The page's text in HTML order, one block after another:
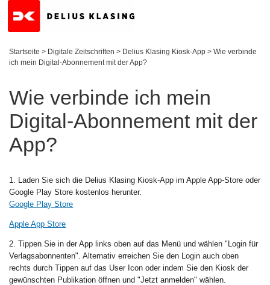
Startseite > Digitale Zeitschriften > Delius Klasing Kiosk-App > Wie verbinde
ich mein Digital-Abonnement mit der App?
Wie verbinde ich mein
Digital-Abonnement mit der
App?
1. Laden Sie sich die Delius Klasing Kiosk-App im Apple App-Store oder
Google Play Store kostenlos herunter.
Google Play Store
Apple App Store
2. Tippen Sie in der App links oben auf das Menü und wählen "Login für
Verlagsabonnenten". Alternativ erreichen Sie den Login auch oben
rechts durch Tippen auf das User Icon oder indem Sie den Kiosk der
gewünschten Publikation öffnen und "Jetzt anmelden" wählen.